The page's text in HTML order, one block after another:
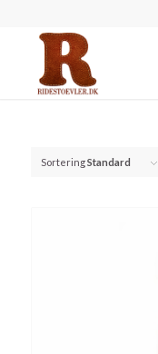
SorteringStandard